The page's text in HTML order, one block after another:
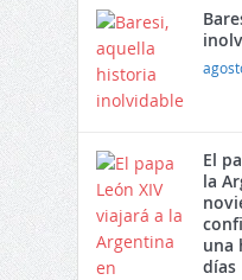
El
la
una
días